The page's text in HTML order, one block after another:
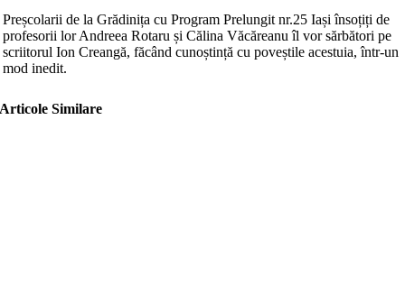
Preșcolarii de la Grădinița cu Program Prelungit nr.25 Iași însoțiți de
profesorii lor Andreea Rotaru și Călina Văcăreanu îl vor sărbători pe
scriitorul Ion Creangă, făcând cunoștință cu poveștile acestuia, într-un
mod inedit.
Articole Similare